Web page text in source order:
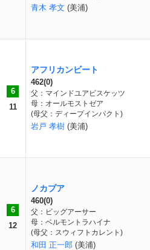
青木 孝文 (美浦)
6
11
アフリカンビート
462(0)
父：マインドユアビスケッツ
母：オールモストゼア
(母父：ディープインパクト)
岩戸 孝樹 (美浦)
6
12
ノカプア
460(0)
父：ビッグアーサー
母：ベルモントラハイナ
(母父：スウィフトカレント)
和田 正一郎 (美浦)